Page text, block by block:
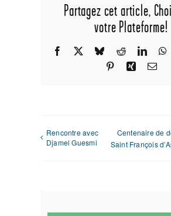
Partagez cet article,
votre Plateforme!
Facebook BlueskyReddit
PinterestXing
Rencontre avec
Djamel Guesmi
Centenaire de
Saint François